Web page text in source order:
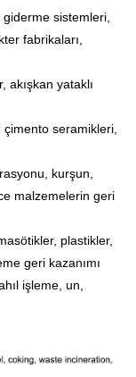
sistemleri,
fabrikaları,
akışkan yataklı
seramikleri,
kurşun,
malzemelerin geri
plastikler,
geri kazanımı
işleme, un,